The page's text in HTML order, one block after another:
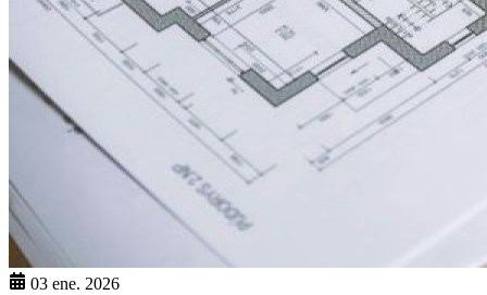
03 ene. 2026